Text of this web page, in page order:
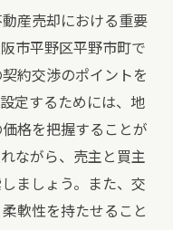
産売却における重要
市平野区平野市町で
約交渉のポイントを
定するためには、地
格を把握することが
ながら、売主と買主
ましょう。また、交
軟性を持たせること